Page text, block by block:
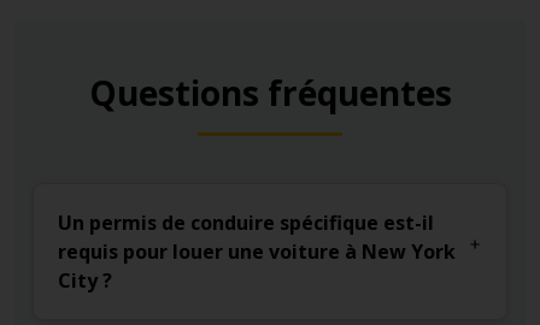
itinéraire plus lent et largement piéton.
Questions fréquentes
Un permis de conduire spécifique est-il
requis pour louer une voiture à New York
City ?